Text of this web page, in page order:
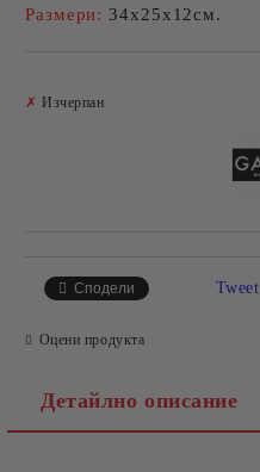
Размери:34х25х12см.
✗ Изчерпан
Сподели Tweet
Оцени продукта
Детайлно описание